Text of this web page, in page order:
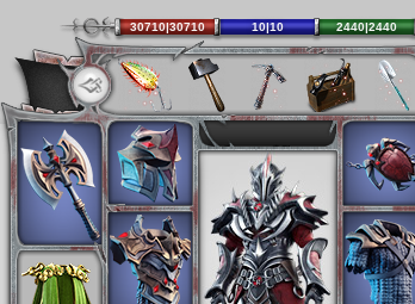
30710|30710 10|10 2440|2440